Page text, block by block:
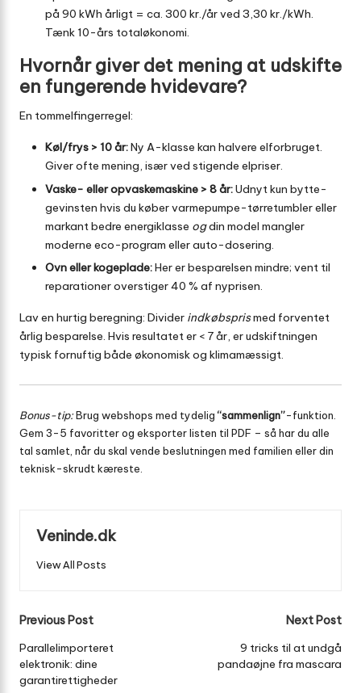
på 90 kWh årligt = ca. 300 kr./år ved 3,30 kr./kWh.
Tænk 10-års total­økonomi.
Hvornår giver det mening at udskifte
en fungerende hvidevare?
En tommelfinger­regel:
Køl/frys > 10 år:Ny A-klasse kan halvere el­forbruget.
Giver ofte mening, især ved stigende elpriser.
Vaske- eller opvaskemaskine > 8 år:Udnyt kun bytte-
gevinsten hvis du køber varmepumpe-tørretumbler eller
markant bedre energiklasse ogdin model mangler
moderne eco-program eller auto-dosering.
Ovn eller kogeplade:Her er besparelsen mindre; vent til
reparationer overstiger 40 % af nyprisen.
Lav en hurtig beregning: Divider indkøbsprismed forventet
årlig besparelse. Hvis resultatet er < 7 år, er udskiftningen
typisk fornuftig både økonomisk og klimamæssigt.
Bonus-tip:Brug webshops med tydelig“sammenlign”-funktion.
Gem 3-5 favoritter og eksporter listen til PDF – så har du alle
tal samlet, når du skal vende beslutningen med familien eller din
teknisk-skrudt kæreste.
Veninde.dk
View All Posts
Post
navigation
Previous Post
Parallelimporteret
elektronik: dine
garantirettigheder
Next Post
9 tricks til at undgå
pandaøjne fra mascara